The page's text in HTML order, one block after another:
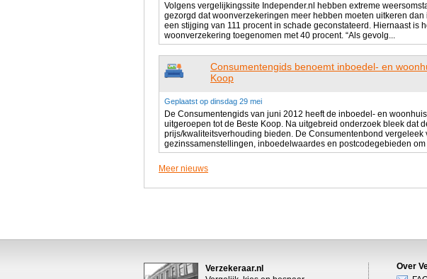
Volgens vergelijkingssite Independer.nl hebben extreme
gezorgd dat woonverzekeringen meer hebben moeten uitkeren
een stijging van 111 procent in schade geconstateerd. Hiernaast is
woonverzekering toegenomen met 40 procent. “Als gevolg...
Consumentengids benoemt inboedel- en
Koop
Geplaatst op dinsdag 29 mei
De Consumentengids van juni 2012 heeft de inboedel- en
uitgeroepen tot de Beste Koop. Na uitgebreid onderzoek bleek dat
prijs/kwaliteitsverhouding bieden. De Consumentenbond vergeleek
gezinssamenstellingen, inboedelwaardes en postcodegebieden om
Meer nieuws
Verzekeraar.nl
Over